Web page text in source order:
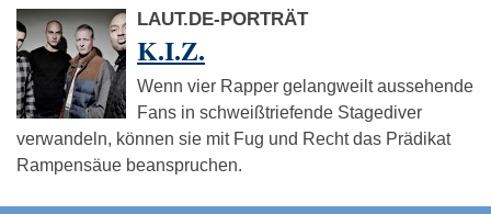
LAUT.DE-PORTRÄT
K.I.Z.
Wenn vier Rapper gelangweilt aussehende
Fans in schweißtriefende Stagediver
verwandeln, können sie mit Fug und Recht das Prädikat
Rampensäue beanspruchen.